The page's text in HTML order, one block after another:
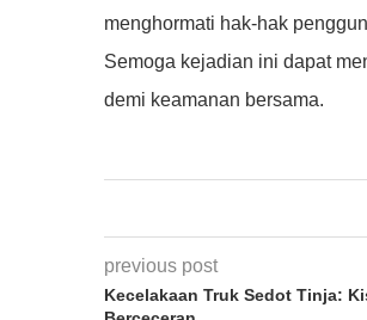
menghormati hak-hak
Semoga kejadian ini dapat
demi keamanan bersama.
previous post
Kecelakaan Truk Sedot Tinja: